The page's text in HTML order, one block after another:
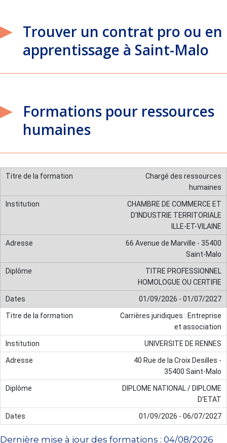
Trouver un contrat pro ou en
apprentissage à Saint-Malo
Formations pour ressources
humaines
Chargé des ressources
humaines
CHAMBRE DE COMMERCE ET
D'INDUSTRIE TERRITORIALE
ILLE-ET-VILAINE
66 Avenue de Marville - 35400
Saint-Malo
TITRE PROFESSIONNEL
HOMOLOGUE OU CERTIFIE
01/09/2026 - 01/07/2027
Carrières juridiques : Entreprise
et association
UNIVERSITE DE RENNES
40 Rue de la Croix Desilles -
35400 Saint-Malo
DIPLOME NATIONAL / DIPLOME
D'ETAT
01/09/2026 - 06/07/2027
Dernière mise à jour des formations : 04/08/2026